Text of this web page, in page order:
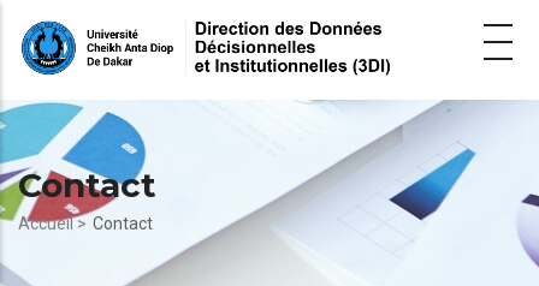
contenu
principal
Contact
Fil
d'Ariane
Accueil > Contact